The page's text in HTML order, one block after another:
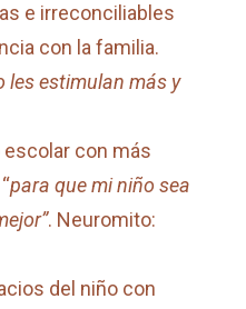
e irreconciliables
con la familia.
les estimulan más y
con más
para que mi niño sea
. Neuromito:
del niño con